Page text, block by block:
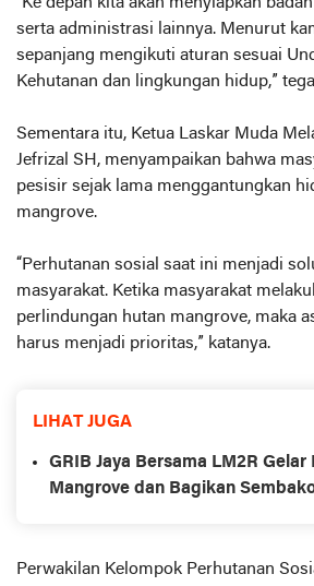
serta administrasi lainnya. Menurut
sepanjang mengikuti aturan sesuai
Kehutanan dan lingkungan hidup,”
Sementara itu, Ketua Laskar Muda
Jefrizal SH, menyampaikan bahwa
pesisir sejak lama menggantungkan
mangrove.
“Perhutanan sosial saat ini menjadi
masyarakat. Ketika masyarakat
perlindungan hutan mangrove, maka
harus menjadi prioritas,” katanya.
LIHAT JUGA
GRIB Jaya Bersama LM2R Gelar
Mangrove dan Bagikan
Perwakilan Kelompok Perhutanan